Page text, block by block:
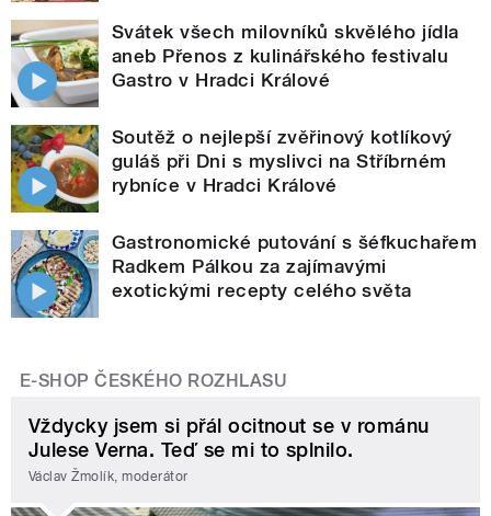
Svátek všech milovníků skvělého jídla
aneb Přenos z kulinářského festivalu
Gastro v Hradci Králové
Soutěž o nejlepší zvěřinový kotlíkový
guláš při Dni s myslivci na Stříbrném
rybníce v Hradci Králové
Gastronomické putování s šéfkuchařem
Radkem Pálkou za zajímavými
exotickými recepty celého světa
E-SHOP ČESKÉHO ROZHLASU
Vždycky jsem si přál ocitnout se v románu
Julese Verna. Teď se mi to splnilo.
Václav Žmolík, moderátor